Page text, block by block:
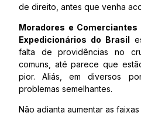
de direito, antes que venha
Moradores e Comerciantes
Expedicionários do Brasil
falta de providências no
comuns, até parece que
pior. Aliás, em diversos
problemas semelhantes.
Não adianta aumentar as